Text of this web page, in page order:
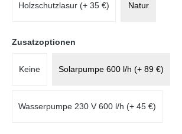
Holzschutzlasur (+ 35 €) Natur
Zusatzoptionen
Keine Solarpumpe 600 l/h (+ 89 €)
Wasserpumpe 230 V 600 l/h (+ 45 €)